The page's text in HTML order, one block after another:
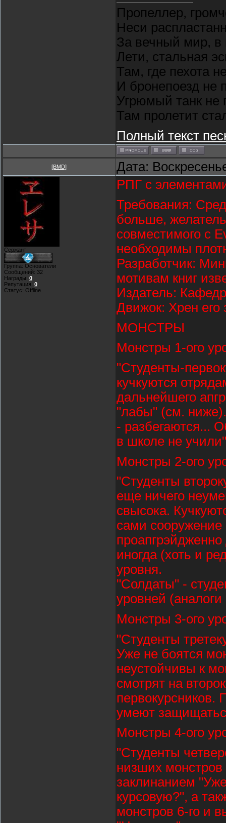
Пропеллер,
Неси
За вечный мир, в
Лети, стальная
Там, где пехота
И бронепоезд не
Угрюмый танк не
Там пролетит
Полный текст
[BMD] Дата:
Сержант
Группа: Основатели
Сообщений: 32
Награды: 0
Репутация: 0
Статус: Offline
РПГ с
Требования:
больше,
совместимого с
необходимы
Разработчик:
мотивам книг
Издатель:
Движок: Хрен его
МОНСТРЫ
Монстры 1-ого
"Студенты-
кучкуются
дальнейшего
"лабы" (см.
- разбегаются...
в школе не
Монстры 2-ого
"Студенты
еще ничего
свысока.
сами
иногда (хоть и
уровня.
"Солдаты" -
уровней
Монстры 3-ого
"Студенты
Уже не боятся
неустойчивы к
смотрят на
первокурсников.
умеют
Монстры 4-ого
"Студенты
низших
заклинанием
курсовую?", а
монстров 6-го и